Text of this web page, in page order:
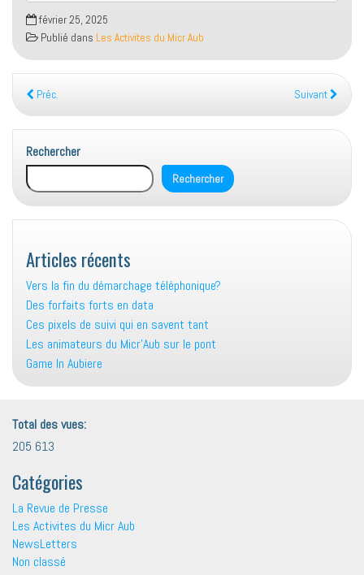
février 25, 2025
Publié dans Les Activites du Micr Aub
Préc. Suivant
Rechercher
Rechercher
Articles récents
Vers la fin du démarchage téléphonique?
Des forfaits forts en data
Ces pixels de suivi qui en savent tant
Les animateurs du Micr’Aub sur le pont
Game In Aubiere
Total des vues:
205 613
Catégories
La Revue de Presse
Les Activites du Micr Aub
NewsLetters
Non classé